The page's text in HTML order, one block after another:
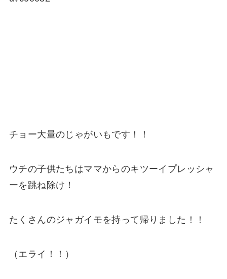
チョー大量のじゃがいもです！！
ウチの子供たちはママからのキツーイプレッシャ
ーを跳ね除け！
たくさんのジャガイモを持って帰りました！！
（エライ！！）